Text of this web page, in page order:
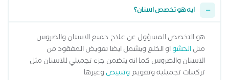
ايه هو تخصص اسنان؟
هو التخصص المسؤول عن علاج جميع الاسنان والضروس
مثلالحشواو الخلع ويشمل ايضا تعويض المفقود من
الاسنان والضروس كما انه يتضمن جزء تجميلي للاسنان مثل
تركيبات تجميلية وتقويموتبييضوغيرها